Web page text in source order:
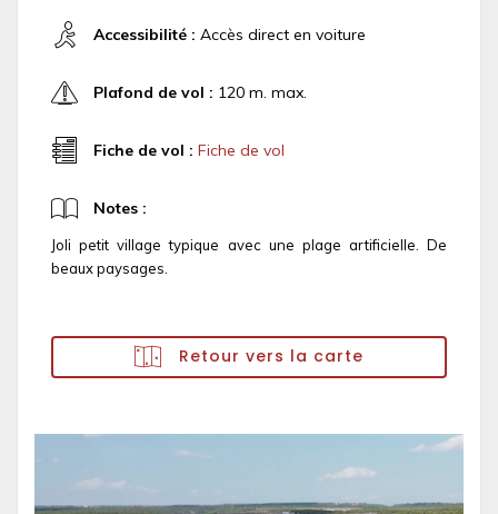
Accessibilité : Accès direct en voiture
Plafond de vol : 120 m. max.
Fiche de vol : Fiche de vol
Notes :
Joli petit village typique avec une plage artificielle. De
beaux paysages.
Retour vers la carte